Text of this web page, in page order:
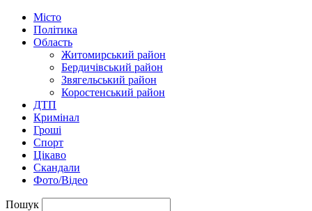
Місто
Політика
Область
Житомирський район
Бердичівський район
Звягельський район
Коростенський район
ДТП
Кримінал
Гроші
Спорт
Цікаво
Скандали
Фото/Відео
Пошук